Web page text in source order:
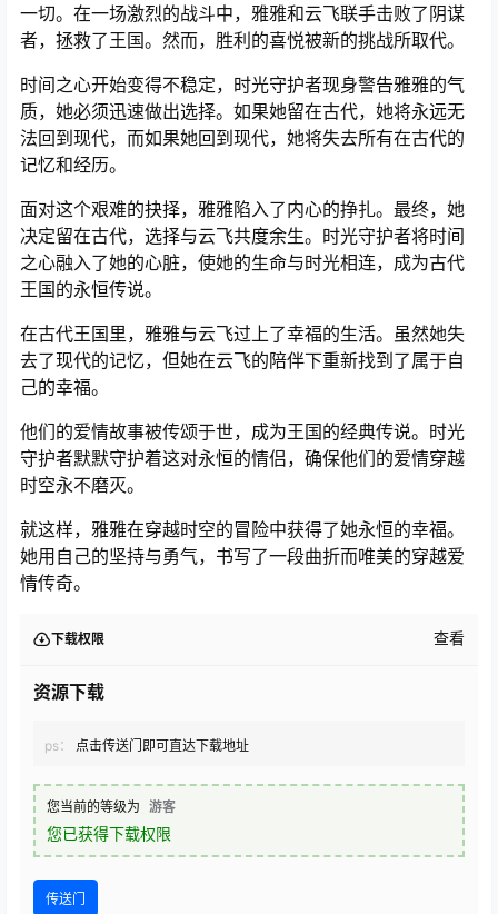
一切。在一场激烈的战斗中，雅雅和云飞联手击败了阴谋
者，拯救了王国。然而，胜利的喜悦被新的挑战所取代。
时间之心开始变得不稳定，时光守护者现身警告雅雅的气
质，她必须迅速做出选择。如果她留在古代，她将永远无
法回到现代，而如果她回到现代，她将失去所有在古代的
记忆和经历。
面对这个艰难的抉择，雅雅陷入了内心的挣扎。最终，她
决定留在古代，选择与云飞共度余生。时光守护者将时间
之心融入了她的心脏，使她的生命与时光相连，成为古代
王国的永恒传说。
在古代王国里，雅雅与云飞过上了幸福的生活。虽然她失
去了现代的记忆，但她在云飞的陪伴下重新找到了属于自
己的幸福。
他们的爱情故事被传颂于世，成为王国的经典传说。时光
守护者默默守护着这对永恒的情侣，确保他们的爱情穿越
时空永不磨灭。
就这样，雅雅在穿越时空的冒险中获得了她永恒的幸福。
她用自己的坚持与勇气，书写了一段曲折而唯美的穿越爱
情传奇。
下载权限 查看
资源下载
ps： 点击传送门即可直达下载地址
您当前的等级为 游客
您已获得下载权限
传送门